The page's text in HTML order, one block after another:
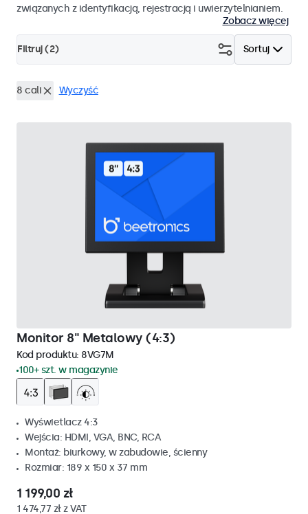
związanych z identyfikacją, rejestracją i uwierzytelnianiem.
Zobacz więcej
Sortuj
Filtruj (2)
8 cali Wyczyść
Monitor 8" Metalowy (4:3)
Kod produktu: 8VG7M
100+ szt. w magazynie
Wyświetlacz 4:3
Wejścia: HDMI, VGA, BNC, RCA
Montaż: biurkowy, w zabudowie, ścienny
Rozmiar: 189 x 150 x 37 mm
1 199,00 zł
1 474,77 zł z VAT